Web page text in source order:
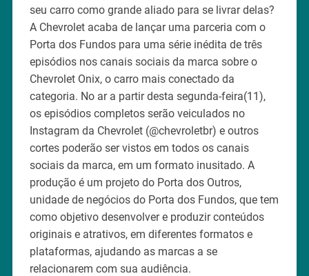
seu carro como grande aliado para se livrar delas?
A Chevrolet acaba de lançar uma parceria com o
Porta dos Fundos para uma série inédita de três
episódios nos canais sociais da marca sobre o
Chevrolet Onix, o carro mais conectado da
categoria. No ar a partir desta segunda-feira(11),
os episódios completos serão veiculados no
Instagram da Chevrolet (@chevroletbr) e outros
cortes poderão ser vistos em todos os canais
sociais da marca, em um formato inusitado. A
produção é um projeto do Porta dos Outros,
unidade de negócios do Porta dos Fundos, que tem
como objetivo desenvolver e produzir conteúdos
originais e atrativos, em diferentes formatos e
plataformas, ajudando as marcas a se
relacionarem com sua audiência.